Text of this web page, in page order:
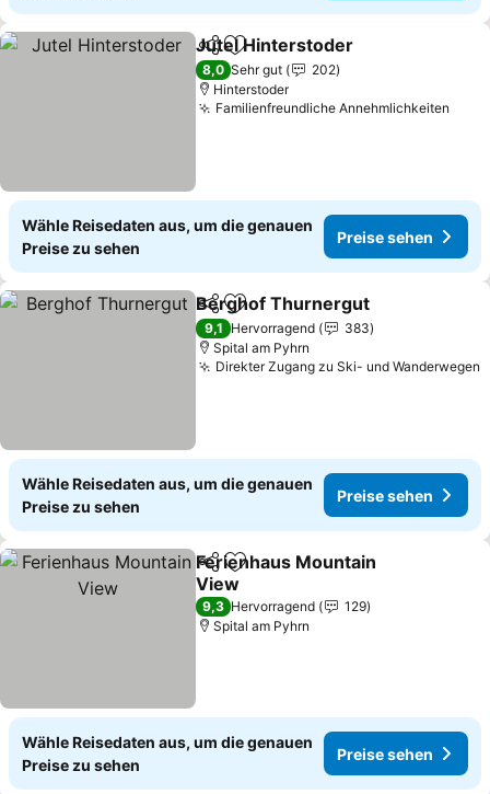
TeilenZu Favoriten hinzufügen
Jutel Hinterstoder
8,0 Sehr gut
202
Hinterstoder
Familienfreundliche Annehmlichkeiten
Wähle Reisedaten aus, um die genauen
Preise zu sehen
Preise sehen
TeilenZu Favoriten hinzufügen
Berghof Thurnergut
9,1 Hervorragend
383
Spital am Pyhrn
Direkter Zugang zu Ski- und Wanderwegen
Wähle Reisedaten aus, um die genauen
Preise zu sehen
Preise sehen
TeilenZu Favoriten hinzufügen
Ferienhaus Mountain
View
Preise sehen
9,3 Hervorragend
129
Spital am Pyhrn
Wähle Reisedaten aus, um die genauen
Preise zu sehen
Preise sehen